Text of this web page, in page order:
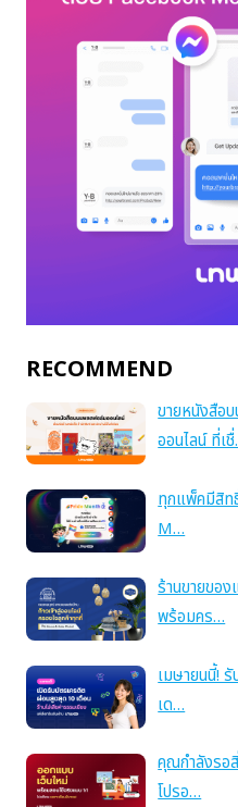
RECOMMEND
ขายหนังสือ
ออนไลน์ ที่เ
ทุกแพ็คมีสิท
M…
ร้านขายของ
พร้อมคร…
เมษายนนี้!
เด…
คุณกำลังรอ
โปรอ…